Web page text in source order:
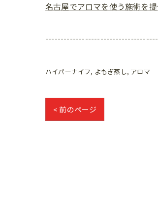
名古屋でアロマを使う施術を
ハイパーナイフ よもぎ蒸し アロマ
< 前のページ